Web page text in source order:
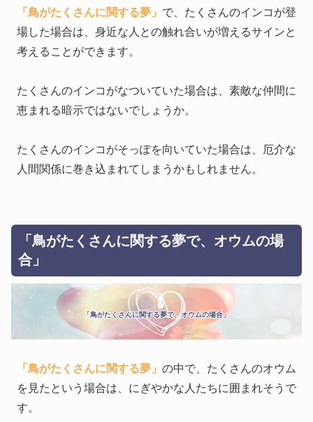
「鳥がたくさんに関する夢」 で、たくさんのインコが登
場した場合は、身近な人との触れ合いが増えるサインと
考えることができます。
たくさんのインコがなついていた場合は、素敵な仲間に
恵まれる暗示ではないでしょうか。
たくさんのインコがそっぽを向いていた場合は、厄介な
人間関係に巻き込まれてしまうかもしれません。
「鳥がたくさんに関する夢で、オウムの場
合」
「鳥がたくさんに関する夢で、オウムの場合」
「鳥がたくさんに関する夢」 の中で、たくさんのオウム
を見たという場合は、にぎやかな人たちに囲まれそうで
す。